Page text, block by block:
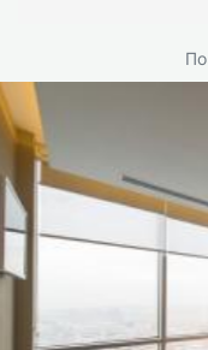
пребывание в
Возможные
проживание в
трансферы